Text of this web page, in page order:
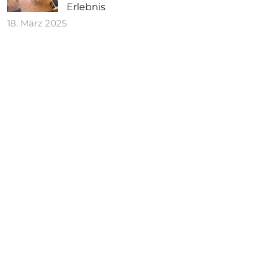
Erlebnis
18. März 2025